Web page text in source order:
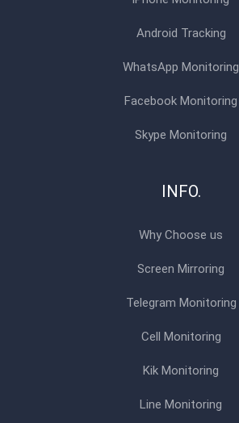
Android Tracking
WhatsApp Monitoring
Facebook Monitoring
Skype Monitoring
INFO.
Why Choose us
Screen Mirroring
Telegram Monitoring
Cell Monitoring
Kik Monitoring
Line Monitoring